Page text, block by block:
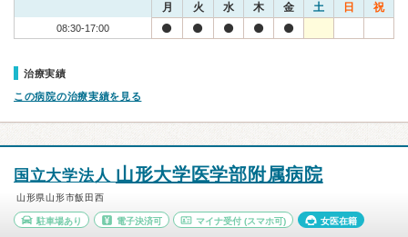
月 火 水 木 金 土 日 祝
08:30-17:00
治療実績
この病院の治療実績を見る
国立大学法人 山形大学医学部附属病院
山形県山形市飯田西
駐車場あり 電子決済可 マイナ受付 (スマホ可) 女医在籍